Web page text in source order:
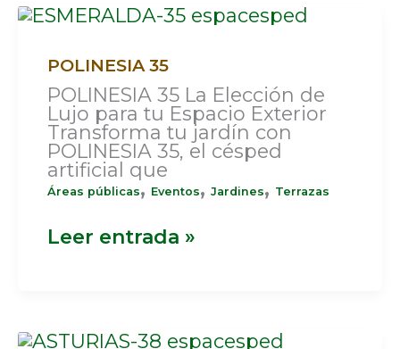
POLINESIA 35
POLINESIA 35 La Elección de
Lujo para tu Espacio Exterior
Transforma tu jardín con
POLINESIA 35, el césped
artificial que
Áreas públicas, Eventos, Jardines, Terrazas
POLINESIA
Leer entrada »
ASTURIAS